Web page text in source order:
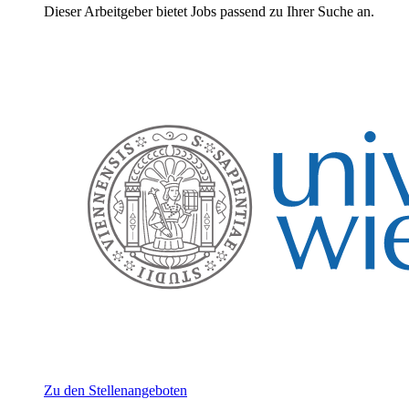
Dieser Arbeitgeber bietet Jobs passend zu Ihrer Suche an.
Zu den Stellenangeboten